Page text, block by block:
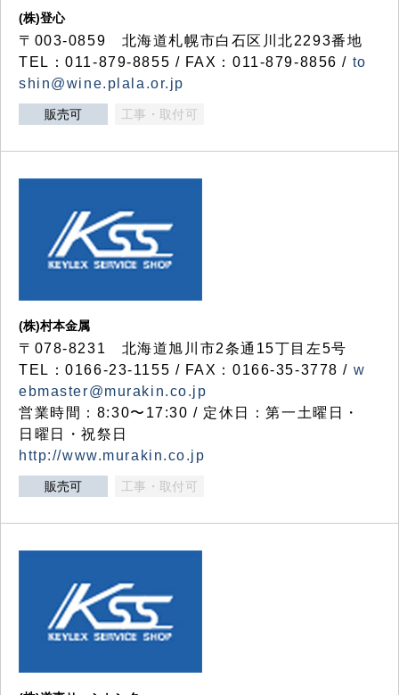
(株)登心
〒003-0859 北海道札幌市白石区川北2293番地
TEL：011-879-8855 / FAX：011-879-8856 / to
shin@wine.plala.or.jp
販売可 工事・取付可
(株)村本金属
〒078-8231 北海道旭川市2条通15丁目左5号
TEL：0166-23-1155 / FAX：0166-35-3778 / w
ebmaster@murakin.co.jp
営業時間：8:30〜17:30 / 定休日：第一土曜日・
日曜日・祝祭日
http://www.murakin.co.jp
販売可 工事・取付可